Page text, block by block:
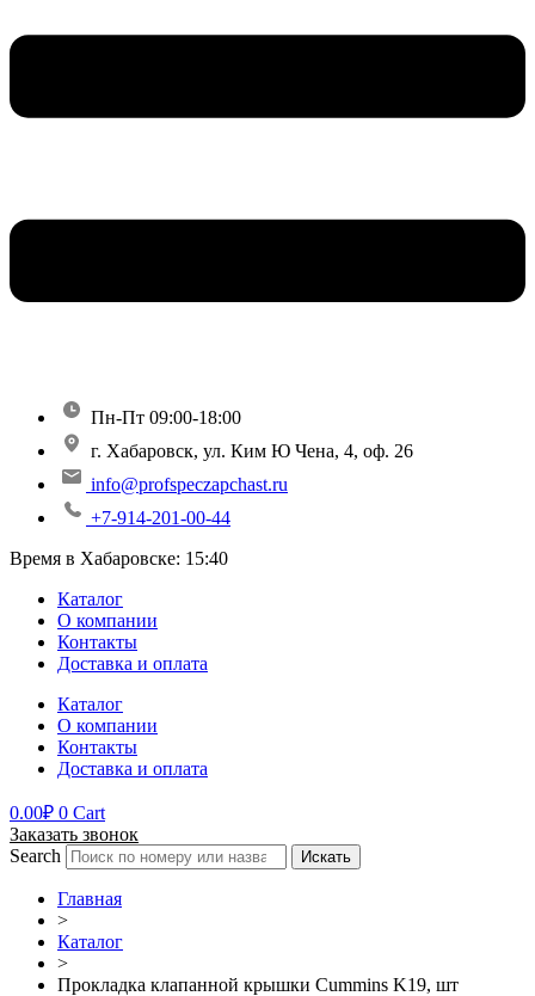
Пн-Пт 09:00-18:00
г. Хабаровск, ул. Ким Ю Чена, 4, оф. 26
info@profspeczapchast.ru
+7-914-201-00-44
Время в Хабаровске: 15:40
Каталог
О компании
Контакты
Доставка и оплата
Каталог
О компании
Контакты
Доставка и оплата
0.00₽ 0 Cart
Заказать звонок
Search
Искать
Главная
>
Каталог
>
Прокладка клапанной крышки Cummins K19, шт